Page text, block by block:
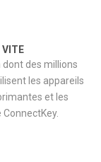
VITE
dont des millions
les appareils
et les